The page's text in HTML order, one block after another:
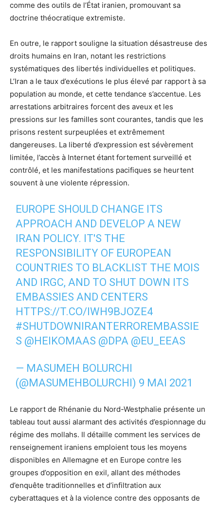
comme des outils de l’État iranien, promouvant sa
doctrine théocratique extremiste.
En outre, le rapport souligne la situation désastreuse des
droits humains en Iran, notant les restrictions
systématiques des libertés individuelles et politiques.
L’Iran a le taux d’exécutions le plus élevé par rapport à sa
population au monde, et cette tendance s’accentue. Les
arrestations arbitraires forcent des aveux et les
pressions sur les familles sont courantes, tandis que les
prisons restent surpeuplées et extrêmement
dangereuses. La liberté d’expression est sévèrement
limitée, l’accès à Internet étant fortement surveillé et
contrôlé, et les manifestations pacifiques se heurtent
souvent à une violente répression.
EUROPE SHOULD CHANGE ITS
APPROACH AND DEVELOP A NEW
IRAN POLICY. IT'S THE
RESPONSIBILITY OF EUROPEAN
COUNTRIES TO BLACKLIST THE MOIS
AND IRGC, AND TO SHUT DOWN ITS
EMBASSIES AND CENTERS
HTTPS://T.CO/IWH9BJOZE4
#SHUTDOWNIRANTERROREMBASSIE
S @HEIKOMAAS @DPA @EU_EEAS
— MASUMEH BOLURCHI
(@MASUMEHBOLURCHI) 9 MAI 2021
Le rapport de Rhénanie du Nord-Westphalie présente un
tableau tout aussi alarmant des activités d’espionnage du
régime des mollahs. Il détaille comment les services de
renseignement iraniens emploient tous les moyens
disponibles en Allemagne et en Europe contre les
groupes d’opposition en exil, allant des méthodes
d’enquête traditionnelles et d’infiltration aux
cyberattaques et à la violence contre des opposants de